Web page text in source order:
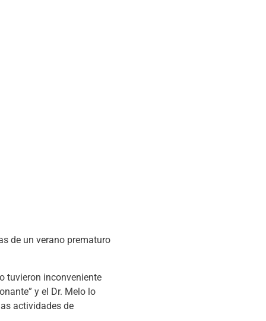
de un verano prematuro
tuvieron inconveniente
y el Dr. Melo lo
actividades de